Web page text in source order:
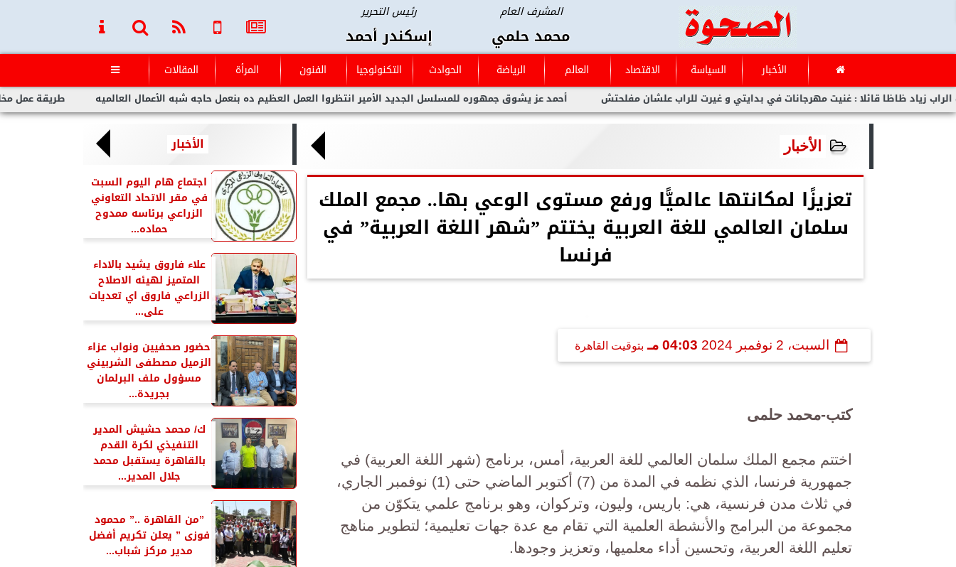
المشرف العام
محمد حلمي
رئيس التحرير
إسكندر أحمد
الأخبار السياسة الاقتصاد العالم الرياضة الحوادث التكنولوجيا الفنون المرأة المقالات 
طريقة عمل مخلل الجزر أحمد عز يشوق جمهوره للمسلسل الجديد الأمير انتظروا العمل العظيم ده بنعمل حاجه شبه الأعمال العالميه ظاظا قائلا : غنيت مهرجانات في بدايتي و غيرت للراب علشان مفلحتش
الأخبار
تعزيزًا لمكانتها عالميًّا ورفع مستوى الوعي بها.. مجمع الملك
سلمان العالمي للغة العربية يختتم ”شهر اللغة العربية” في
فرنسا
السبت، 2 نوفمبر 2024 04:03 مـ بتوقيت القاهرة
كتب-محمد حلمى
اختتم مجمع الملك سلمان العالمي للغة العربية، أمس، برنامج (شهر اللغة العربية) في
جمهورية فرنسا، الذي نظمه في المدة من (7) أكتوبر الماضي حتى (1) نوفمبر الجاري،
في ثلاث مدن فرنسية، هي: باريس، وليون، وتركوان، وهو برنامج علمي يتكوّن من
مجموعة من البرامج والأنشطة العلمية التي تقام مع عدة جهات تعليمية؛ لتطوير مناهج
تعليم اللغة العربية، وتحسين أداء معلميها، وتعزيز وجودها.
الأخبار
اجتماع هام اليوم السبت
في مقر الاتحاد التعاوني
الزراعي برئاسه ممدوح
حماده...
علاء فاروق يشيد بالاداء
المتميز لهيئه الاصلاح
الزراعي فاروق اي تعديات
على...
حضور صحفيين ونواب عزاء
الزميل مصطفى الشربيني
مسؤول ملف البرلمان
بجريدة...
ك/ محمد حشيش المدير
التنفيذي لكرة القدم
بالقاهرة يستقبل محمد
جلال المدير...
”من القاهرة ..” محمود
فوزى ” يعلن تكريم أفضل
مدير مركز شباب...